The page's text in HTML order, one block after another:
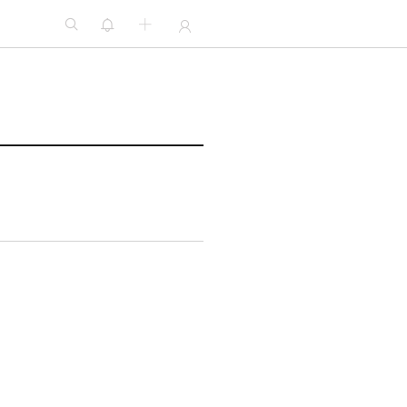



